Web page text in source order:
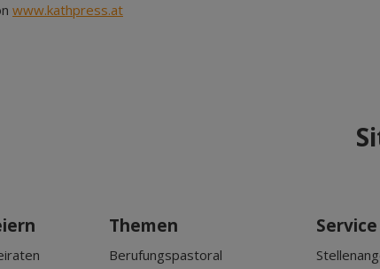
www.kathpress.at
Themen
Berufungspastoral
Service